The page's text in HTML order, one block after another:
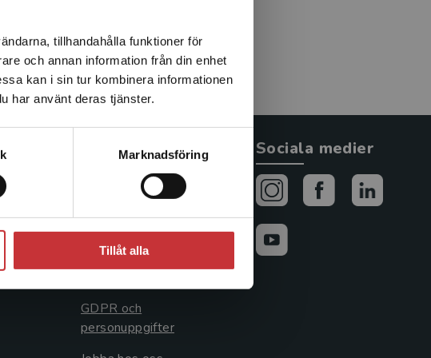
tillhandahålla funktioner för
och annan information från din enhet
kan i sin tur kombinera informationen
har använt deras tjänster.
Marknadsföring
Tillåt alla
via en
utanför
haft och har flera internationella
Allmänna länkar
Avtal och rättigheter
Cookies
GDPR och
personuppgifter
Sociala medier